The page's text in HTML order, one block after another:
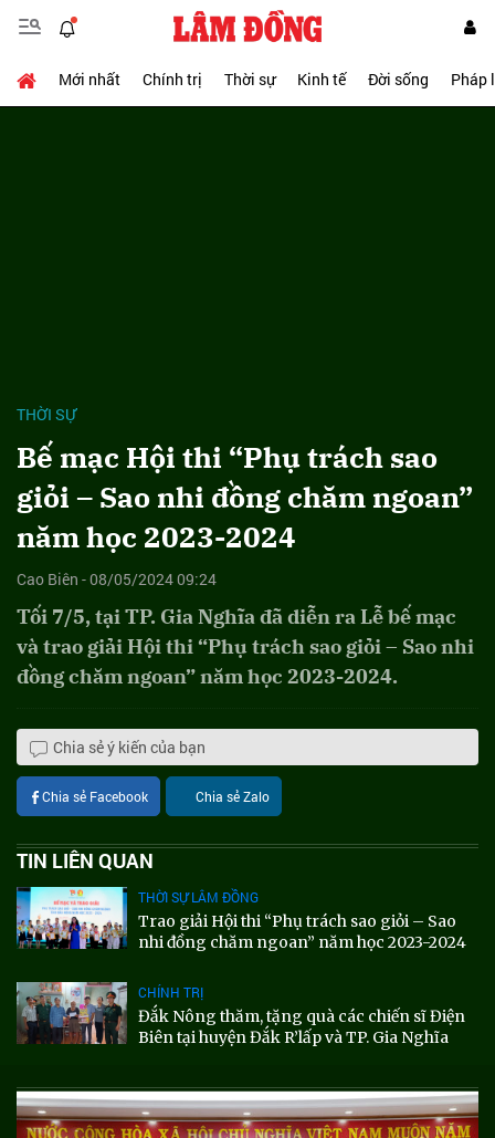
Mới nhất Chính trị Thời sự Kinh tế Đời sống Pháp
THỜI SỰ
Bế mạc Hội thi “Phụ trách sao
giỏi – Sao nhi đồng chăm ngoan”
năm học 2023-2024
Cao Biên - 08/05/2024 09:24
Tối 7/5, tại TP. Gia Nghĩa đã diễn ra Lễ bế mạc
và trao giải Hội thi “Phụ trách sao giỏi – Sao nhi
đồng chăm ngoan” năm học 2023-2024.
Chia sẻ ý kiến của bạn
Chia sẻ Facebook Chia sẻ Zalo
TIN LIÊN QUAN
THỜI SỰ LÂM ĐỒNG
Trao giải Hội thi “Phụ trách sao giỏi – Sao
nhi đồng chăm ngoan” năm học 2023-2024
CHÍNH TRỊ
Đắk Nông thăm, tặng quà các chiến sĩ Điện
Biên tại huyện Đắk R’lấp và TP. Gia Nghĩa